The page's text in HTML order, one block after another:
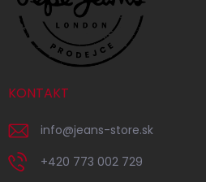
KONTAKT
info@jeans-store.sk
+420 773 002 729